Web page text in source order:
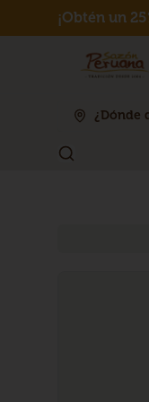
¡Obtén un
¿Dónde